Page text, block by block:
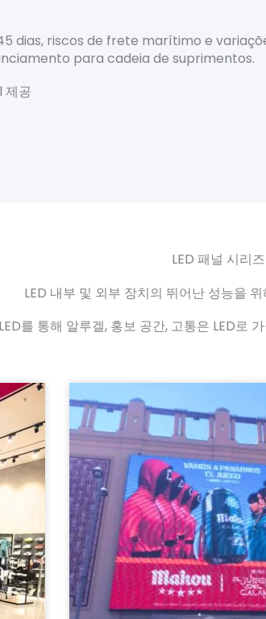
dias, riscos de frete marítimo e
para cadeia de suprimentos.
제공
LED 패널 시리즈
LED 내부 및 외부 장치의 뛰어난 성능을
를 통해 알루겔, 홍보 공간, 고통은 LED로